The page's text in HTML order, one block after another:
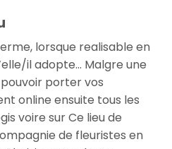
lorsque realisable en
il adopte… Malgre une
porter vos
online ensuite tous les
voire sur Ce lieu de
de fleuristes en